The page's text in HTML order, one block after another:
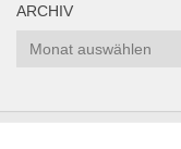
ARCHIV
Archiv